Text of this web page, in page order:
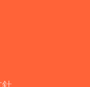
針